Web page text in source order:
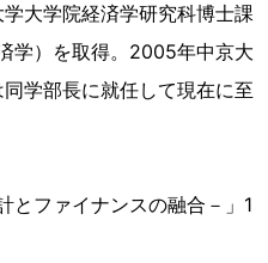
大学院経済学研究科博士課
学）を取得。2005年中京大
学部長に就任して現在に至
とファイナンスの融合－」1